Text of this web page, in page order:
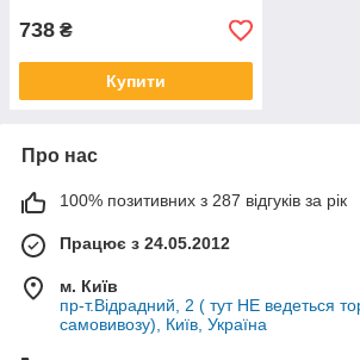
738 ₴
Купити
Про нас
100% позитивних з 287 відгуків за рік
Працює з 24.05.2012
м. Київ
пр-т.Відрадний, 2 ( тут НЕ ведеться
самовивозу), Київ, Україна